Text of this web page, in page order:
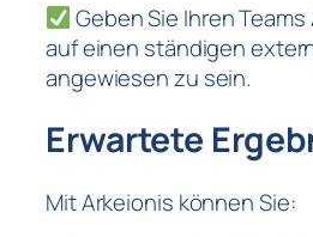
Geben Sie Ihren
auf einen ständigen
angewiesen zu sein.
Erwartete
Mit Arkeionis können Sie: